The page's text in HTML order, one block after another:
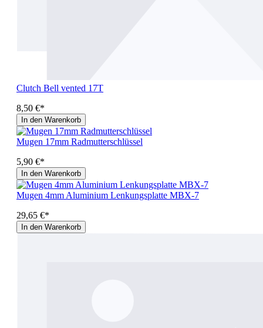
Clutch Bell vented 17T
8,50 €*
In den Warenkorb
Mugen 17mm Radmutterschlüssel
5,90 €*
In den Warenkorb
Mugen 4mm Aluminium Lenkungsplatte MBX-7
29,65 €*
In den Warenkorb